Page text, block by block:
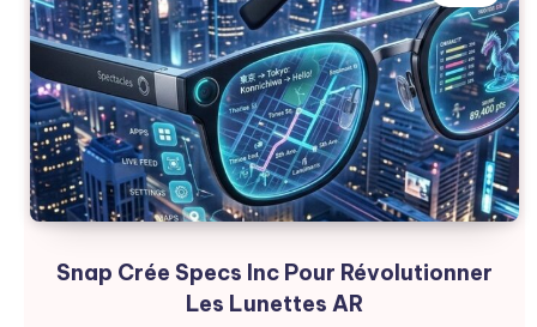
Dans
Un
Moment
Crucial
Snap Crée Specs Inc Pour Révolutionner
Les Lunettes AR